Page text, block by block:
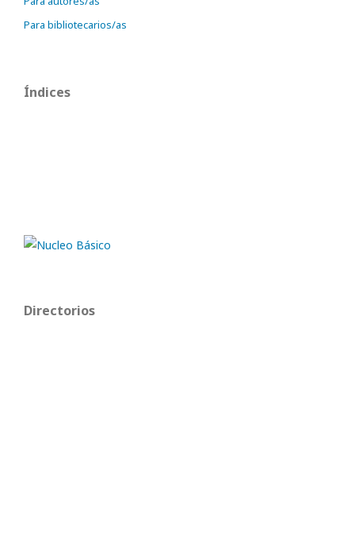
Para bibliotecarios/as
Índices
Directorios